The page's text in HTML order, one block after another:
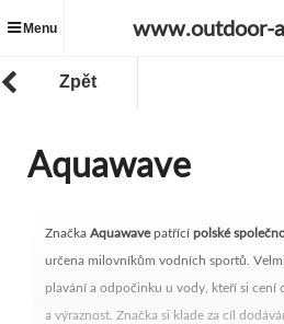
Menu www.outdoor-
Zpět
Aquawave
Značka Aquawavepatřící polské
určena milovníkům vodních sportů.
plavání a odpočinku u vody, kteří si
a výraznost. Značka si klade za cíl